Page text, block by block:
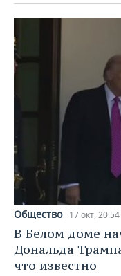
Общество 17 окт, 20:54
В Белом доме
Дональда
что известно